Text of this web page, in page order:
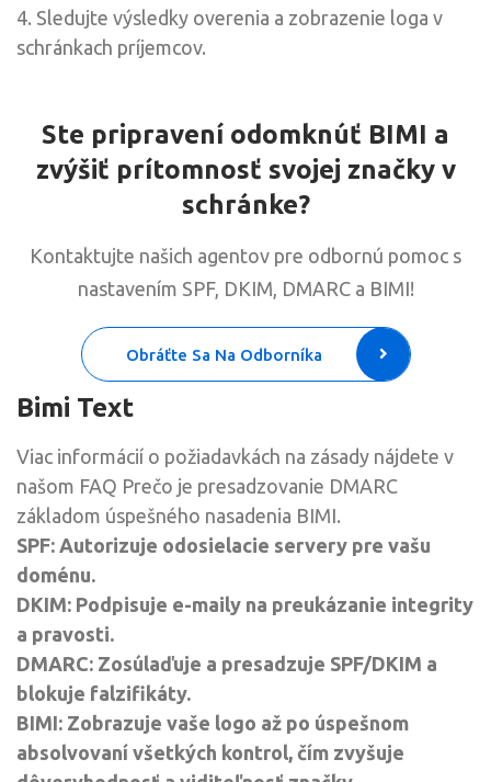
4. Sledujte výsledky overenia a zobrazenie loga v
schránkach príjemcov.
Ste pripravení odomknúť BIMI a
zvýšiť prítomnosť svojej značky v
schránke?
Kontaktujte našich agentov pre odbornú pomoc s
nastavením SPF, DKIM, DMARC a BIMI!
Obráťte Sa Na Odborníka
Bimi Text
Viac informácií o požiadavkách na zásady nájdete v
našom FAQ Prečo je presadzovanie DMARC
základom úspešného nasadenia BIMI.
SPF: Autorizuje odosielacie servery pre vašu
doménu.
DKIM: Podpisuje e-maily na preukázanie integrity
a pravosti.
DMARC: Zosúlaďuje a presadzuje SPF/DKIM a
blokuje falzifikáty.
BIMI: Zobrazuje vaše logo až po úspešnom
absolvovaní všetkých kontrol, čím zvyšuje